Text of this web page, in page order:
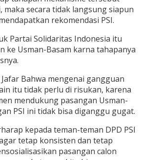
maka secara tidak langsung siapun
rekomendasi PSI.
Partai Solidaritas Indonesia itu
ke Usman-Basam karna tahapanya
Bahwa mengenai gangguan
itu tidak perlu di risukan, karena
mendukung pasangan Usman-
PSI ini tidak bisa diganggu gugat.
kepada teman-teman DPD PSI
tetap konsisten dan tetap
pasangan calon